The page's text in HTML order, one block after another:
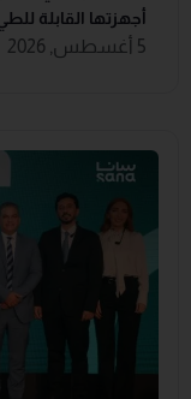
أجهزتها القابلة
5 أغسطس, 2026